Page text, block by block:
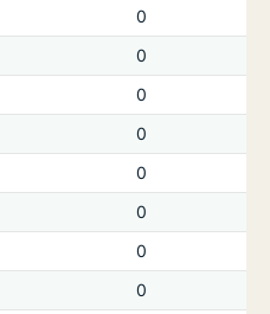
0
0
0
0
0
0
0
0